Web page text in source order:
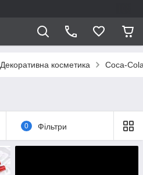
Декоративна косметика Coca-
0 Фільтри